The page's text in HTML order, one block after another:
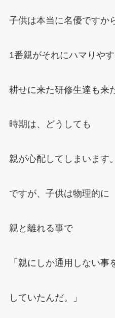
子供は本当に名優ですか
1番親がそれにハマりや
耕せに来た研修生達も来
時期は、どうしても
親が心配してしまいます。
ですが、子供は物理的に
親と離れる事で
「親にしか通用しない事
していたんだ。」